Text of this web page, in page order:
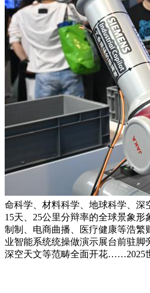
命科学、材料科学、地球科学、深
15天、25公里分辩率的全球景象
制制、电商曲播、医疗健康等浩繁
业智能系统统操做演示展台前驻脚
深空天文等范畴全面开花……2025